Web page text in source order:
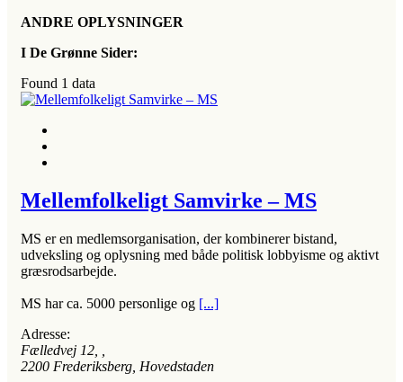
ANDRE OPLYSNINGER
I De Grønne Sider:
Found 1 data
Mellemfolkeligt Samvirke – MS
MS er en medlemsorganisation, der kombinerer bistand,
udveksling og oplysning med både politisk lobbyisme og aktivt
græsrodsarbejde.
MS har ca. 5000 personlige og [...]
Adresse:
Fælledvej 12
2200 Frederiksberg, Hovedstaden